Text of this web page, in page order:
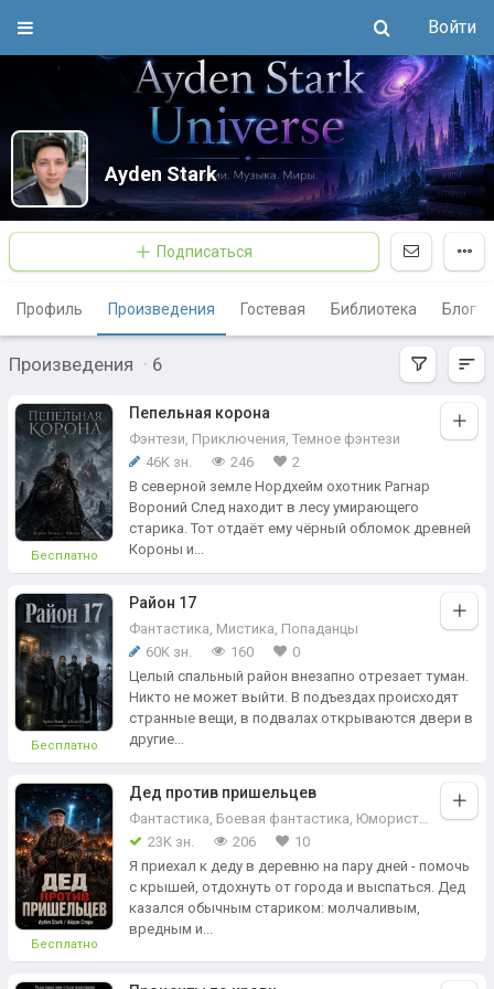
Войти
Ayden Stark
Подписаться
Профиль Произведения Гостевая Библиотека Блог
Произведения · 6
Бесплатно
Пепельная корона
Фэнтези, Приключения, Темное фэнтези
46K зн.
246
2
В северной земле Нордхейм охотник Рагнар
Вороний След находит в лесу умирающего
старика. Тот отдаёт ему чёрный обломок древней
Короны и...
Бесплатно
Район 17
Фантастика Мистика Попаданцы
60K зн.
160
0
Целый спальный район внезапно отрезает туман.
Никто не может выйти. В подъездах происходят
странные вещи, в подвалах открываются двери в
другие...
Бесплатно
Дед против пришельцев
Фантастика Боевая фантастика Юмористическая фантастика
23K зн.
206
10
Я приехал к деду в деревню на пару дней - помочь
с крышей, отдохнуть от города и выспаться. Дед
казался обычным стариком: молчаливым,
вредным и...